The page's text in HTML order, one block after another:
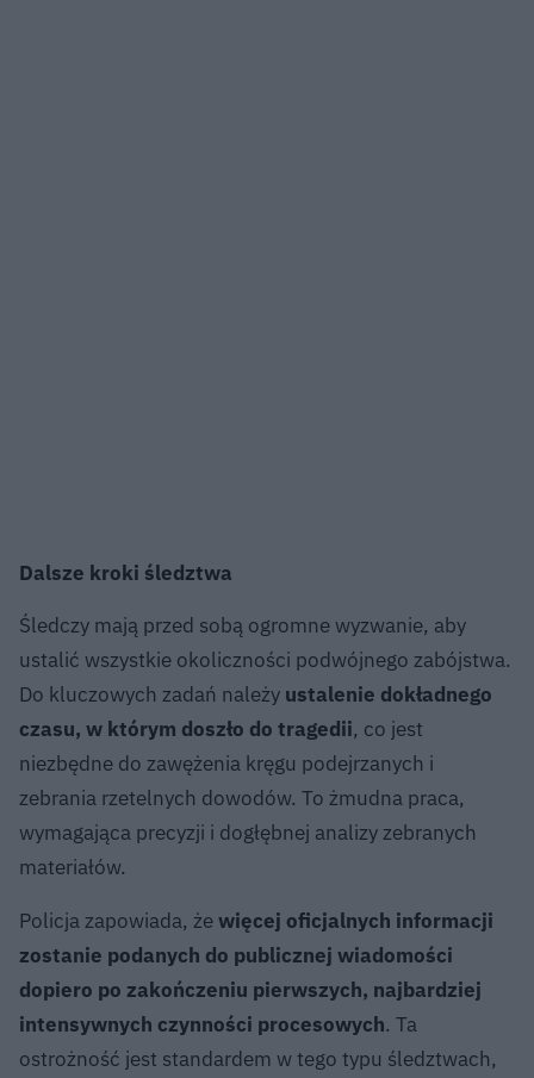
Dalsze kroki śledztwa
Śledczy mają przed sobą ogromne wyzwanie, aby
ustalić wszystkie okoliczności podwójnego zabójstwa.
Do kluczowych zadań należy ustalenie dokładnego
czasu, w którym doszło do tragedii, co jest
niezbędne do zawężenia kręgu podejrzanych i
zebrania rzetelnych dowodów. To żmudna praca,
wymagająca precyzji i dogłębnej analizy zebranych
materiałów.
Policja zapowiada, żewięcej oficjalnych informacji
zostanie podanych do publicznej wiadomości
dopiero po zakończeniu pierwszych, najbardziej
intensywnych czynności procesowych. Ta
ostrożność jest standardem w tego typu śledztwach,